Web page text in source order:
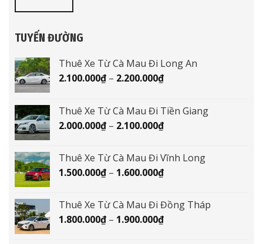
TUYẾN ĐƯỜNG
Thuê Xe Từ Cà Mau Đi Long An
2.100.000₫ – 2.200.000₫Khoảng
2.100.000₫
đến
Thuê Xe Từ Cà Mau Đi Tiền Giang
2.000.000₫ – 2.100.000₫Khoảng
2.000.000₫
đến
Thuê Xe Từ Cà Mau Đi Vĩnh Long
1.500.000₫ – 1.600.000₫Khoảng
1.500.000₫
đến
Thuê Xe Từ Cà Mau Đi Đồng Tháp
1.800.000₫ – 1.900.000₫Khoảng